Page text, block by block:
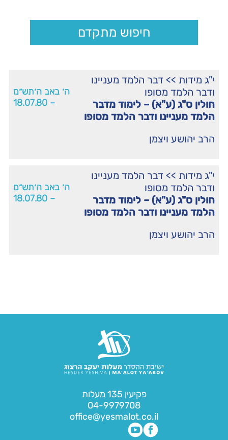
י"ג מידות >> דבר הלמד מעניינו
ודבר הלמד מסופו
חולין ס"ג (ע"א) – לימוד מדבר
הלמד מעניינו ודבר הלמד מסופו
הרב יהושע ויצמן
ה׳ באב ה׳תש״מ
– 18.07.80
י"ג מידות >> דבר הלמד מעניינו
ודבר הלמד מסופו
חולין ס"ג (ע"א) – לימוד מדבר
הלמד מעניינו ודבר הלמד מסופו
הרב יהושע ויצמן
ה׳ באב ה׳תש״מ
– 18.07.80
חיפוש מתקדם
פקיעין 135 מעלות
04-9979708
office@yesmalot.co.il